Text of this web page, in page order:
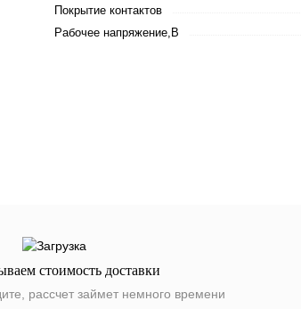
Покрытие контактов
Рабочее напряжение,В
стоимость доставки
рассчет займет немного времени